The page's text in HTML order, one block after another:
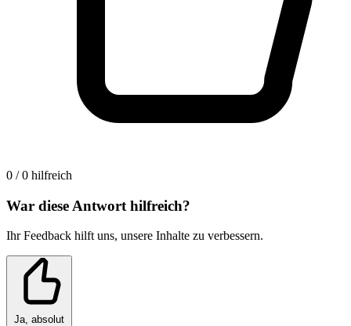
0 / 0 hilfreich
War diese Antwort hilfreich?
Ihr Feedback hilft uns, unsere Inhalte zu verbessern.
Ja, absolut